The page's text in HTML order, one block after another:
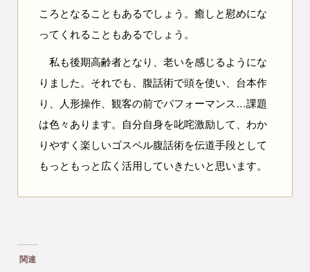
ころとなることもあるでしょう。癒しと慰めにな
ってくれることもあるでしょう。
私も後期高齢者となり、老いを感じるようにな
りました。それでも、腹話術で頭を使い、台本作
り、人形操作、観客の前でパフォーマンス…課題
は色々あります。自分自身を叱咤激励して、わか
りやすく楽しいゴスペル腹話術を伝道手段として
もっともっと広く活用していきたいと思います。
関連